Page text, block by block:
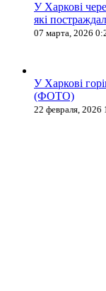
У Харкові
які
07 марта, 2026
У Харкові
(ФОТО)
22 февраля, 2026